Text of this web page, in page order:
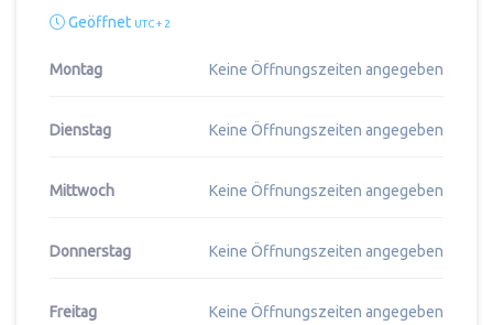
Geöffnet UTC + 2
Montag Keine Öffnungszeiten angegeben
Dienstag Keine Öffnungszeiten angegeben
Mittwoch Keine Öffnungszeiten angegeben
Donnerstag Keine Öffnungszeiten angegeben
Freitag Keine Öffnungszeiten angegeben